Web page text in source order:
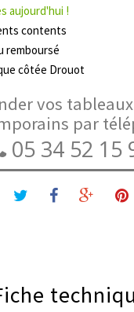
aujourd'hui !
contents
remboursé
côtée Drouot
vos
par
05 34 52 15